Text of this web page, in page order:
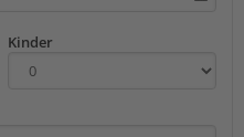
Kinder